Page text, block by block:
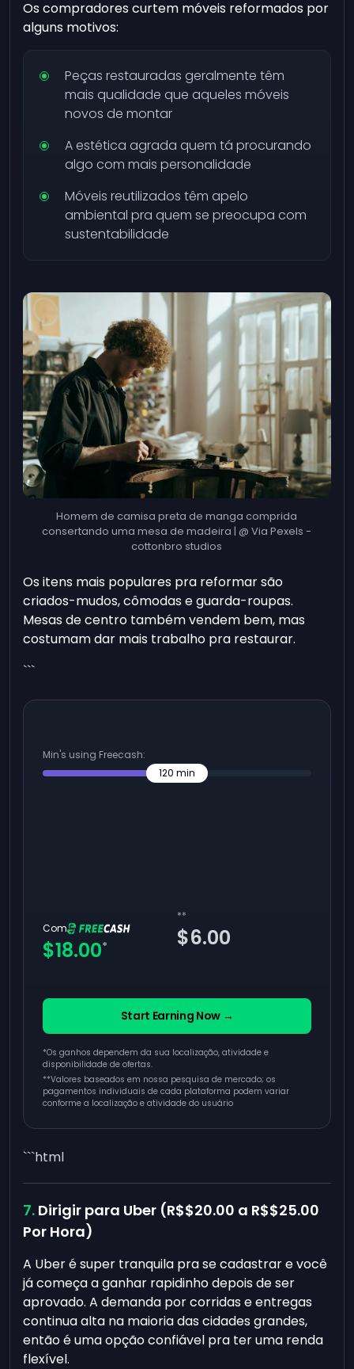
Os compradores curtem móveis reformados por
alguns motivos:
Peças restauradas geralmente têm
mais qualidade que aqueles móveis
novos de montar
A estética agrada quem tá procurando
algo com mais personalidade
Móveis reutilizados têm apelo
ambiental pra quem se preocupa com
sustentabilidade
Homem de camisa preta de manga comprida
consertando uma mesa de madeira | @ Via Pexels -
cottonbro studios
Os itens mais populares pra reformar são
criados-mudos, cômodas e guarda-roupas.
Mesas de centro também vendem bem, mas
costumam dar mais trabalho pra restaurar.
```
Min's using Freecash:
120 min
Com
$18.00*
**
$6.00
Start Earning Now →
*Os ganhos dependem da sua localização, atividade e
disponibilidade de ofertas.
**Valores baseados em nossa pesquisa de mercado; os
pagamentos individuais de cada plataforma podem variar
conforme a localização e atividade do usuário
```html
Dirigir para Uber (R$$20.00 a R$$25.00
Por Hora)
A Uber é super tranquila pra se cadastrar e você
já começa a ganhar rapidinho depois de ser
aprovado. A demanda por corridas e entregas
continua alta na maioria das cidades grandes,
então é uma opção confiável pra ter uma renda
flexível.